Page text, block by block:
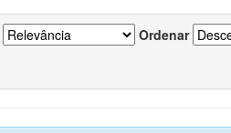
Ordenar